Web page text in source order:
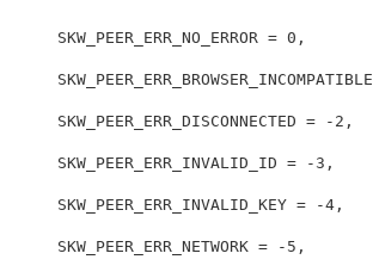
SKW_PEER_ERR_NO_ERROR = 0 ,
SKW_PEER_ERR_BROWSER_INCOMPATIBLE
SKW_PEER_ERR_DISCONNECTED = - 2 ,
SKW_PEER_ERR_INVALID_ID = -3 ,
SKW_PEER_ERR_INVALID_KEY = -4 ,
SKW_PEER_ERR_NETWORK = - 5 ,